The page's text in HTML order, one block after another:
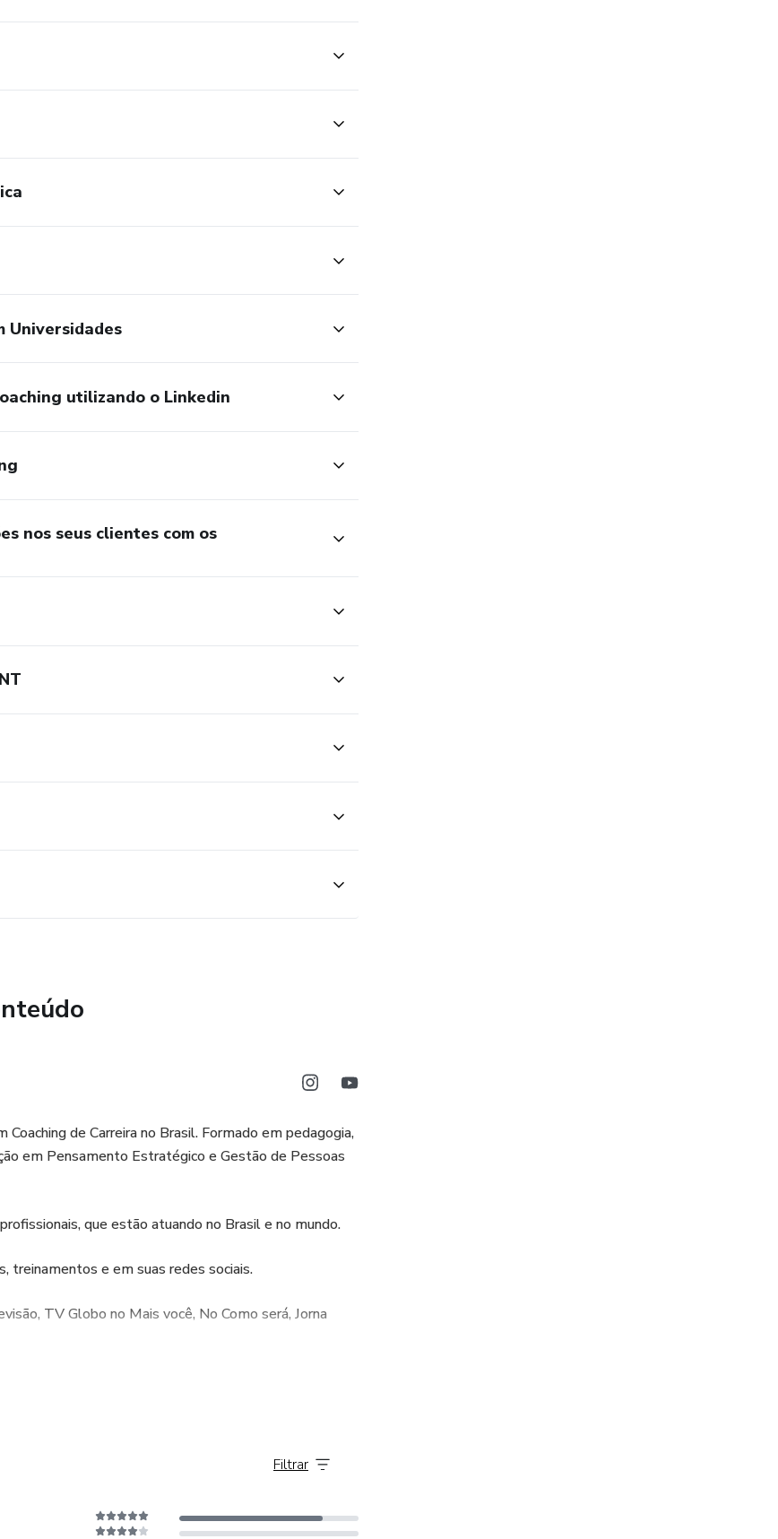
Universidades
utilizando o Linkedin
nos seus clientes com os
de Carreira no Brasil. Formado em pedagogia,
em Pensamento Estratégico e Gestão de Pessoas
que estão atuando no Brasil e no mundo.
treinamentos e em suas redes sociais.
TV Globo no Mais você, No Como será, Jorna
Filtrar